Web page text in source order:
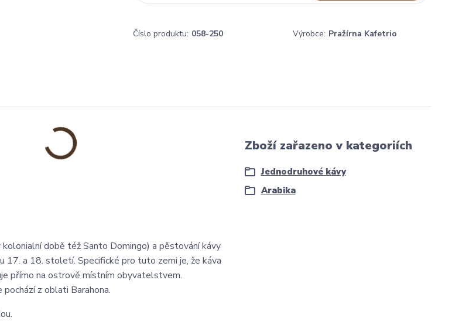
Číslo produktu: 058-250 Výrobce: Pražírna Kafetrio
době též Santo Domingo) a pěstování kávy
17. a 18. století. Specifické pro tuto zemi je, že káva
přímo na ostrově místním obyvatelstvem.
z oblati Barahona.
Zboží zařazeno v kategoriích
Jednodruhové kávy
Arabika